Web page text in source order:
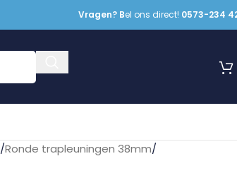
Vragen? Bel ons direct! 0573-234
/Ronde trapleuningen 38mm/